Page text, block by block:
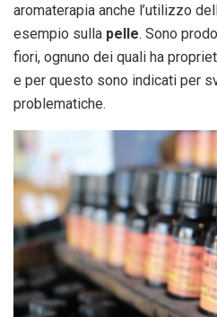
aromaterapia anche l’utilizzo
esempio sulla pelle. Sono
fiori, ognuno dei quali ha
e per questo sono indicati per
problematiche.